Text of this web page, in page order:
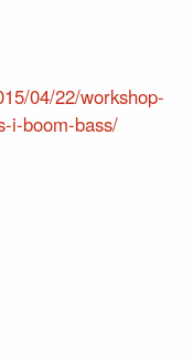
04/22/workshop-
i-boom-bass/